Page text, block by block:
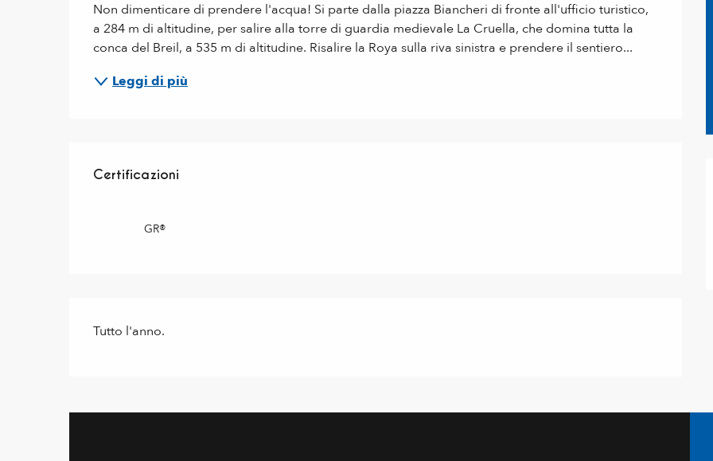
Non dimenticare di prendere l'acqua! Si parte dalla piazza Biancheri di fronte all'ufficio turistico,
a 284 m di altitudine, per salire alla torre di guardia medievale La Cruella, che domina tutta la
conca del Breil, a 535 m di altitudine. Risalire la Roya sulla riva sinistra e prendere il sentiero...
Leggi di più
Offerte di prestazioni
Certificazioni
Certificazioni
GR®
Tutto l'anno.